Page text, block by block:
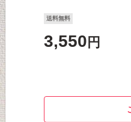
送料無料
3,550 円